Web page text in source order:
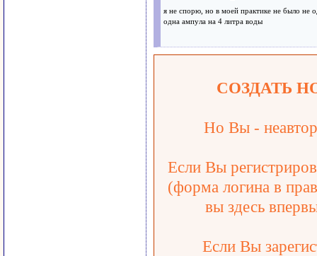
я не спорю, но в моей практике не было не
одна ампула на 4 литра воды
СОЗДАТЬ
Но Вы -
Если Вы
(форма логина в
вы здесь
Если Вы